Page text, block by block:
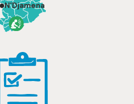
N'Djamena